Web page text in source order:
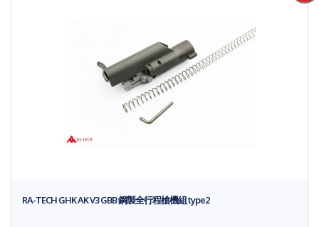
RA-TECH GHK AK V3 GBB 鋼製全行程槍機組 type2